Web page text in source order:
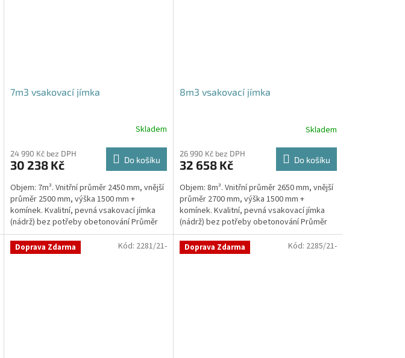
7m3 vsakovací jímka
Skladem
24 990 Kč bez DPH
30 238 Kč Do košíku
Objem: 7m³. Vnitřní průměr 2450 mm, vnější
průměr 2500 mm, výška 1500 mm +
komínek. Kvalitní, pevná vsakovací jímka
(nádrž) bez potřeby obetonování Průměr
přítoku a odtoku +...
8m3 vsakovací jímka
Skladem
26 990 Kč bez DPH
32 658 Kč Do košíku
Objem: 8m³. Vnitřní průměr 2650 mm, vnější
průměr 2700 mm, výška 1500 mm +
komínek. Kvalitní, pevná vsakovací jímka
(nádrž) bez potřeby obetonování Průměr
přítoku a odtoku +...
Doprava Zdarma Kód: 2281/21- Doprava Zdarma Kód: 2285/21-